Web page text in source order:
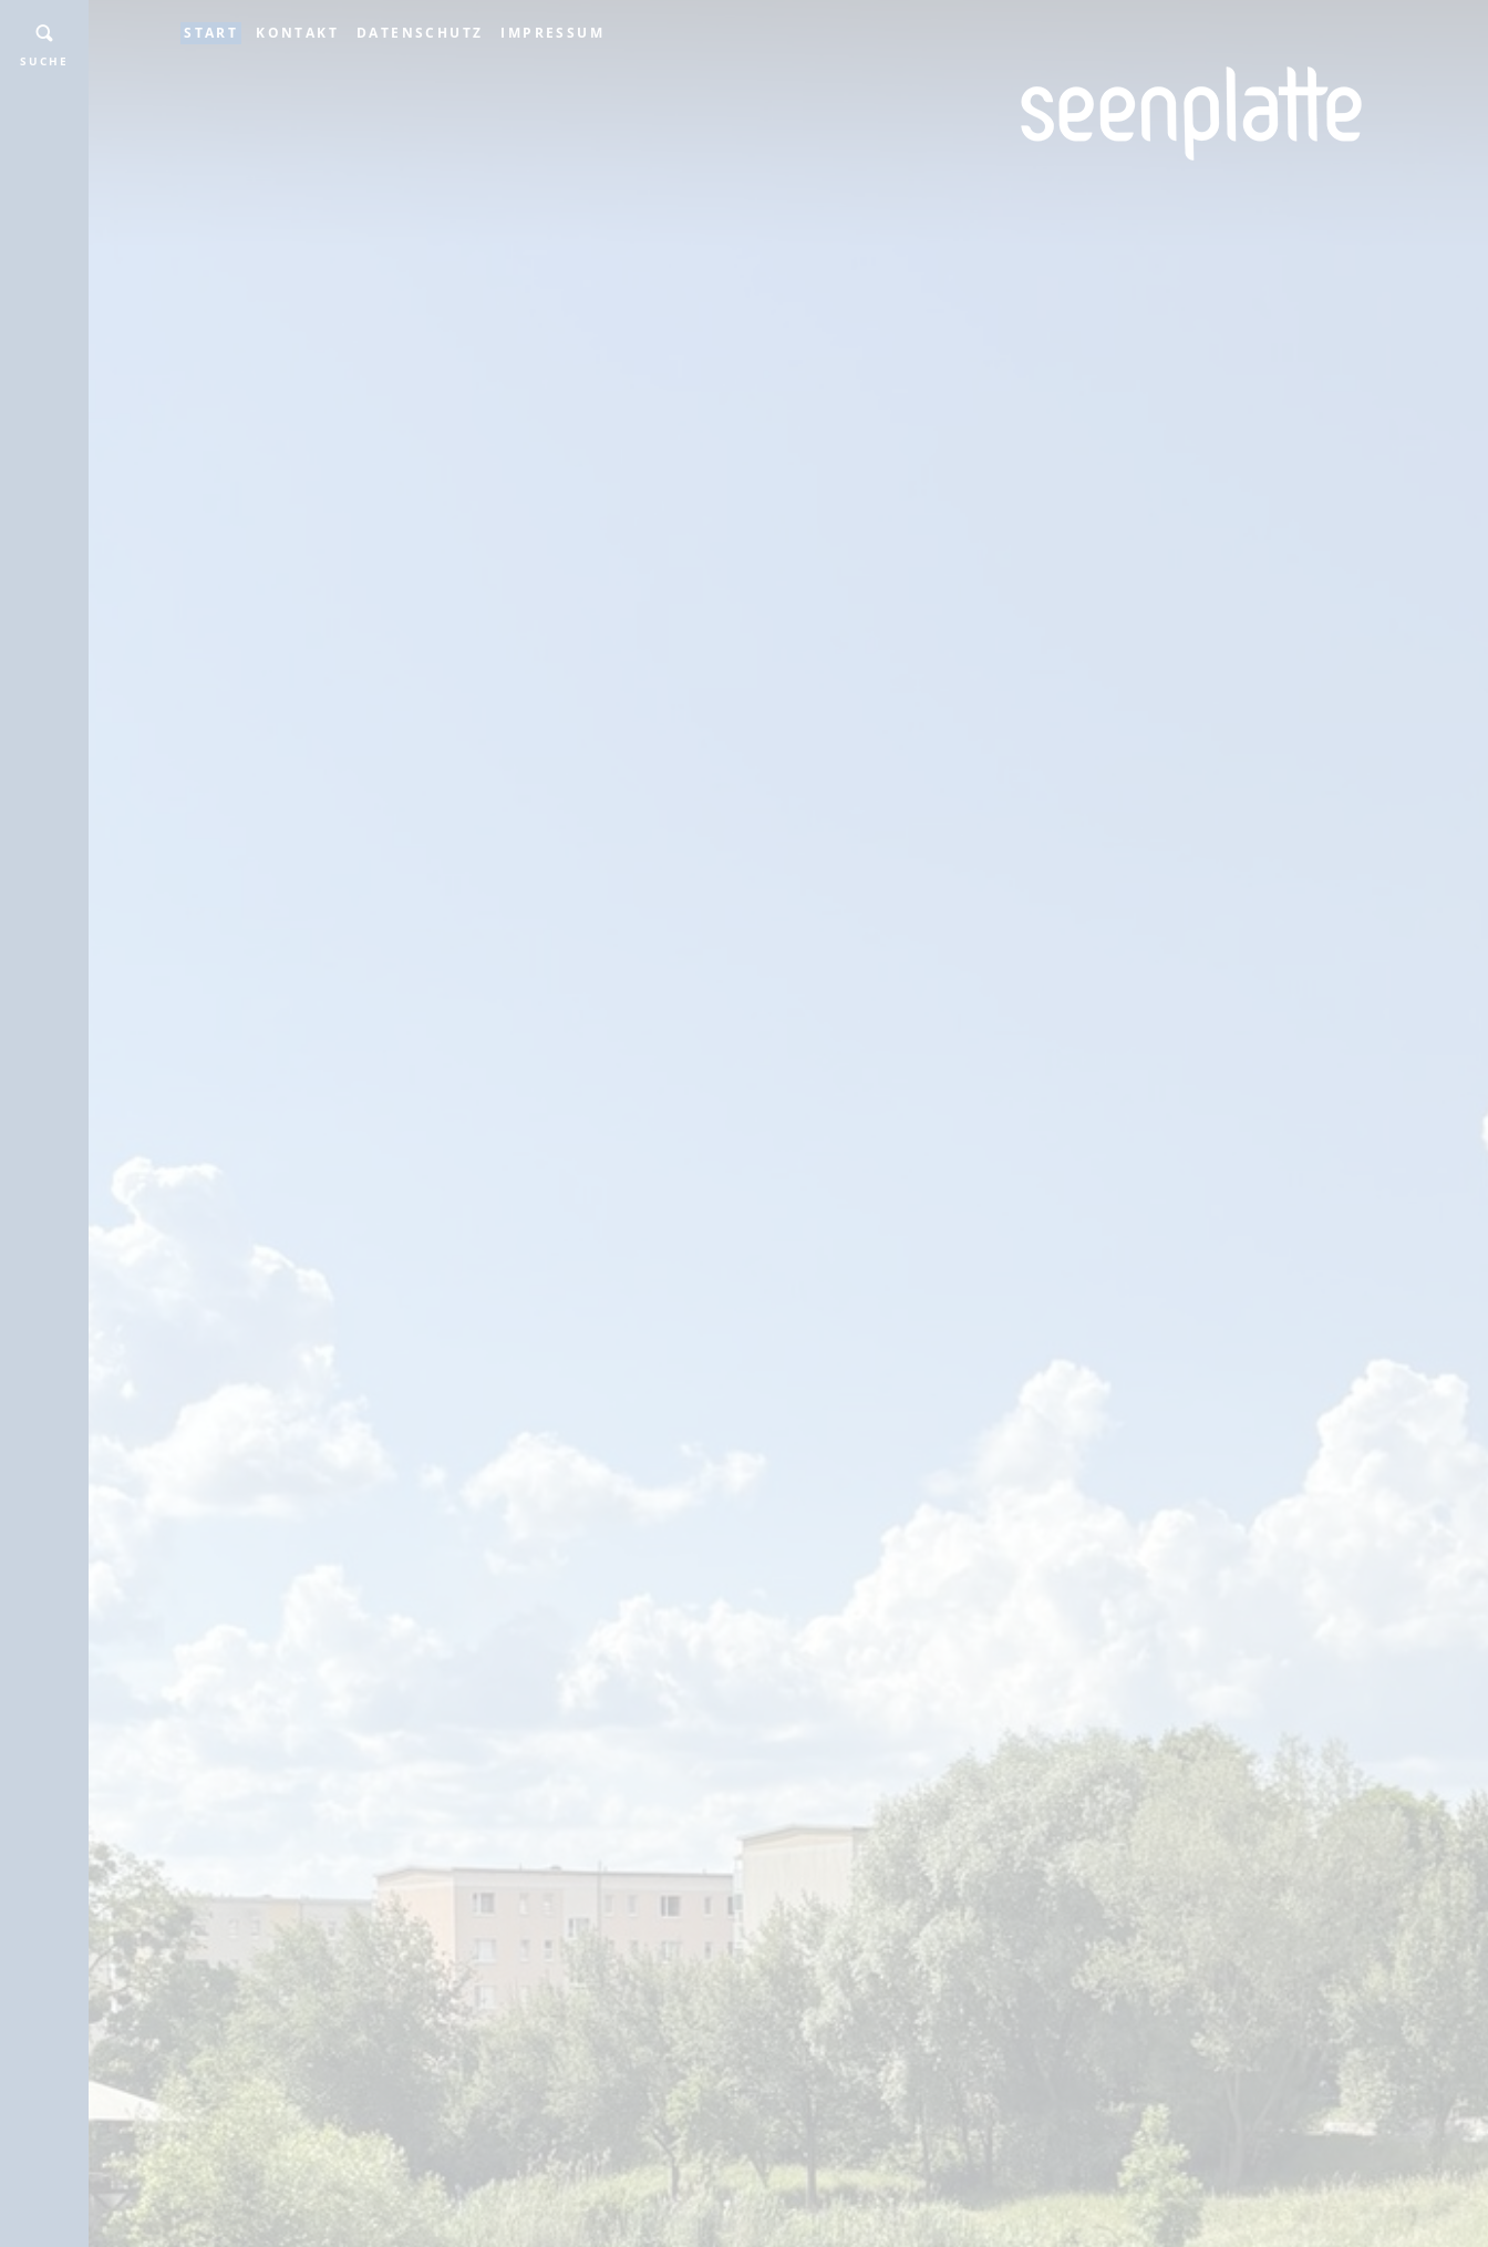
START KONTAKT DATENSCHUTZ IMPRESSUM
SUCHE